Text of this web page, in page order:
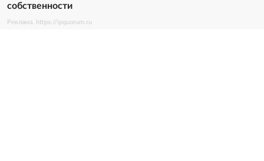
собственности
Реклама. https://ipquorum.ru